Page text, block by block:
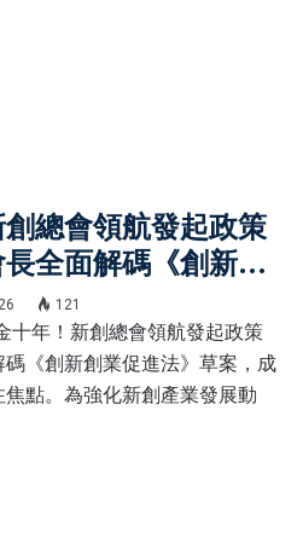
總會領航發起政策
全面解碼《創新創
改革方向
121
十年！新創總會領航發起政策
《創新創業促進法》草案，成
點。為強化新創產業發展動